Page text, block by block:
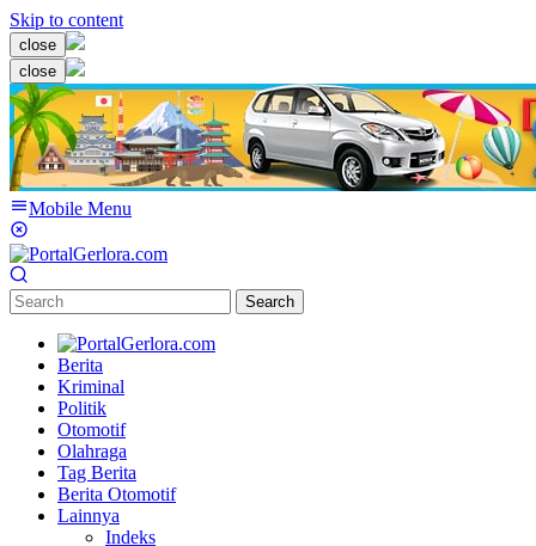
Skip to content
close
close
Mobile Menu
Search
Berita
Kriminal
Politik
Otomotif
Olahraga
Tag Berita
Berita Otomotif
Lainnya
Indeks